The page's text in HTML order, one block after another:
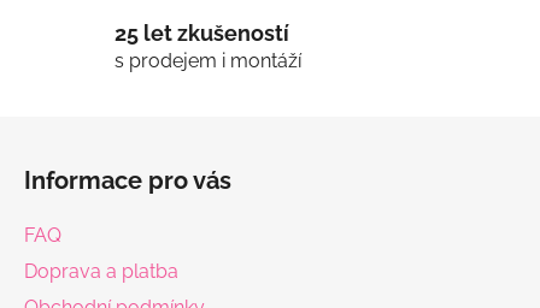
p
i
25 let zkušeností
s prodejem i montáží
Informace pro vás
FAQ
Doprava a platba